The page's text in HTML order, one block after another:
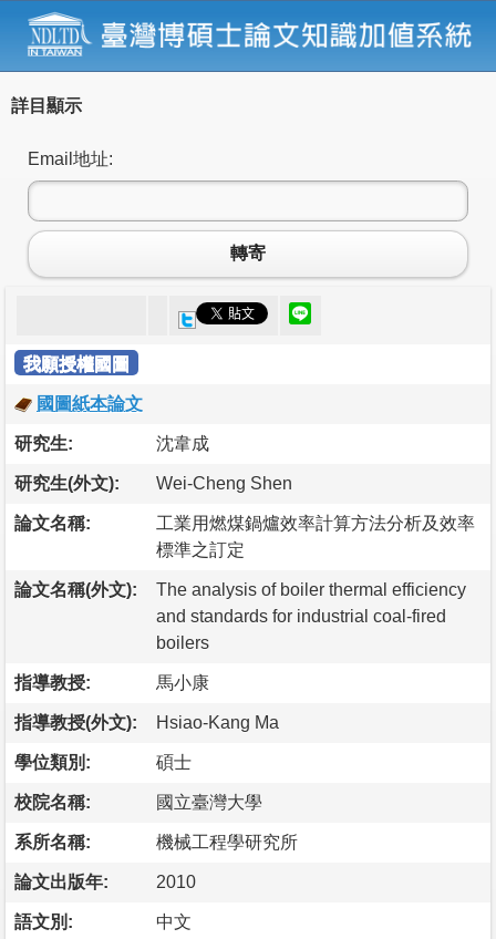
詳目顯示
Email地址:
轉寄
我願授權國圖
國圖紙本論文
研究生: 沈韋成
研究生(外文): Wei-Cheng Shen
論文名稱:
工業用燃煤鍋爐效率計算方法分析及效率
標準之訂定
論文名稱(外文):
The analysis of boiler thermal efficiency
and standards for industrial coal-fired
boilers
指導教授: 馬小康
指導教授(外文): Hsiao-Kang Ma
學位類別: 碩士
校院名稱: 國立臺灣大學
系所名稱: 機械工程學研究所
論文出版年: 2010
語文別: 中文